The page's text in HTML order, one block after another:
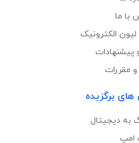
با ما
الکترونیک
پیشنهادات
و مقررات
برگزیده
به دیجیتال
امپ